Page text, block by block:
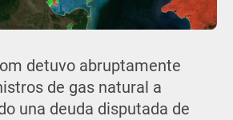
detuvo abruptamente
de gas natural a
una deuda disputada de